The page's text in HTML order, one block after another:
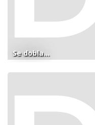
Se dobla...